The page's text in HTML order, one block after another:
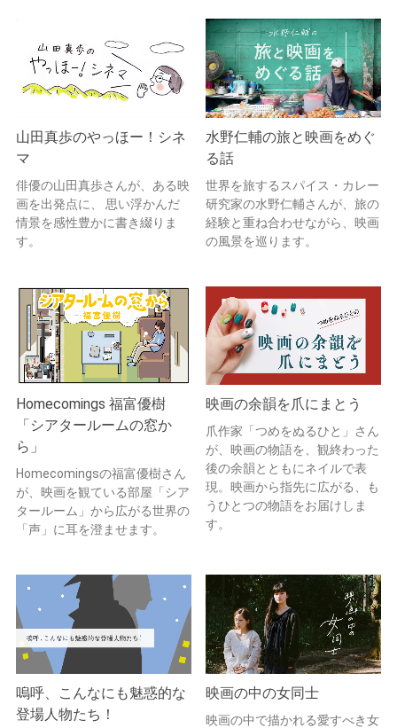
山田真歩のやっほー！シネ
マ
俳優の山田真歩さんが、ある映
画を出発点に、 思い浮かんだ
情景を感性豊かに書き綴りま
す。
水野仁輔の旅と映画をめぐ
る話
世界を旅するスパイス・カレー
研究家の水野仁輔さんが、旅の
経験と重ね合わせながら、映画
の風景を巡ります。
Homecomings 福富優樹
「シアタールームの窓か
ら」
Homecomingsの福富優樹さん
が、映画を観ている部屋「シア
タールーム」から広がる世界の
「声」に耳を澄ませます。
映画の余韻を爪にまとう
爪作家「つめをぬるひと」さん
が、映画の物語を、観終わった
後の余韻とともにネイルで表
現。映画から指先に広がる、も
うひとつの物語をお届けしま
す。
嗚呼、こんなにも魅惑的な
登場人物たち！
映画の中の女同士
映画の中で描かれる愛すべき女